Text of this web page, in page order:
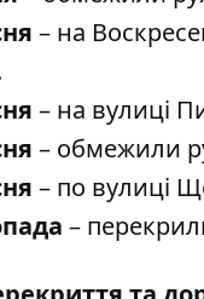
– на
– на вулиці
– обмежили
– по вулиці
–